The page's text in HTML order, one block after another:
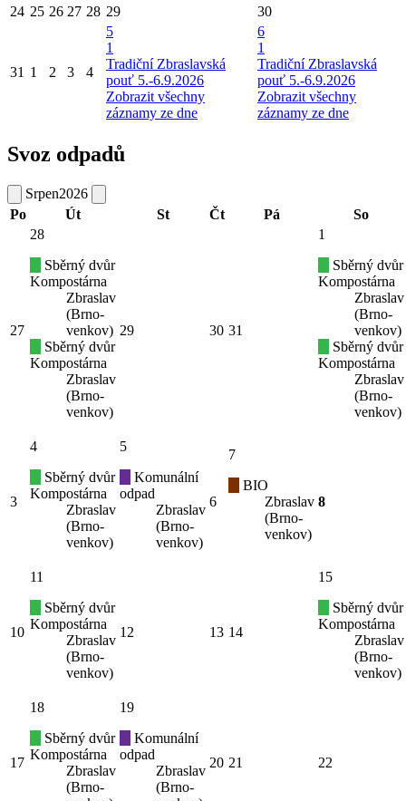
24 25 26 27 28 29 30
31 1 2 3 4
5
1
Tradiční Zbraslavská
pouť 5.-6.9.2026
Zobrazit všechny
záznamy ze dne
6
1
Tradiční Zbraslavská
pouť 5.-6.9.2026
Zobrazit všechny
záznamy ze dne
Svoz odpadů
Srpen2026
Po
Út St Čt Pá So
27
28
Sběrný dvůr
Kompostárna
Zbraslav
(Brno-
venkov)
Sběrný dvůr
Kompostárna
Zbraslav
(Brno-
venkov)
29 30 31
1
Sběrný dvůr
Kompostárna
Zbraslav
(Brno-
venkov)
Sběrný dvůr
Kompostárna
Zbraslav
(Brno-
venkov)
3
4
Sběrný dvůr
Kompostárna
Zbraslav
(Brno-
venkov)
5
Komunální
odpad
Zbraslav
(Brno-
venkov)
6
7
BIO
Zbraslav
(Brno-
venkov)
8
10
11
Sběrný dvůr
Kompostárna
Zbraslav
(Brno-
venkov)
12 13 14
15
Sběrný dvůr
Kompostárna
Zbraslav
(Brno-
venkov)
17
18
Sběrný dvůr
Kompostárna
Zbraslav
(Brno-
19
Komunální
odpad
Zbraslav
(Brno-
20 21 22